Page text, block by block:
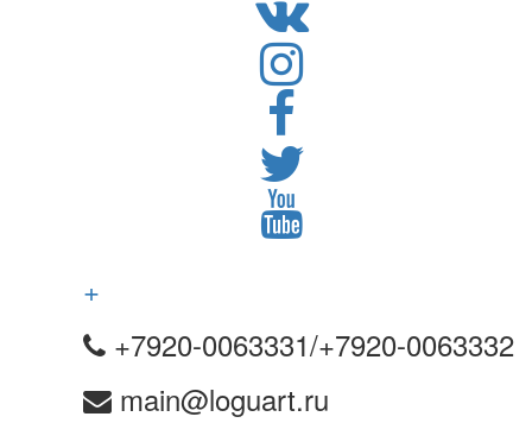
+
+7920-0063331/+7920-0063332
main@loguart.ru